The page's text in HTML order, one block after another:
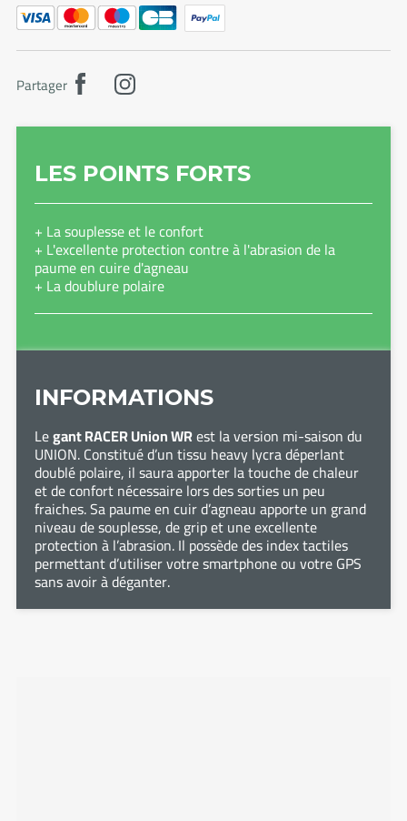
LES POINTS FORTS
+ La souplesse et le confort
+ L'excellente protection contre à l'abrasion de la
paume en cuire d'agneau
+ La doublure polaire
INFORMATIONS
Legant RACER Union WRest la version mi-saison du
UNION. Constitué d’un tissu heavy lycra déperlant
doublé polaire, il saura apporter la touche de chaleur
et de confort nécessaire lors des sorties un peu
fraiches. Sa paume en cuir d’agneau apporte un grand
niveau de souplesse, de grip et une excellente
protection à l’abrasion. Il possède des index tactiles
permettant d’utiliser votre smartphone ou votre GPS
sans avoir à déganter.
Partager